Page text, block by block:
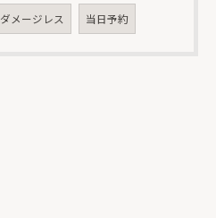
ダメージレス 当日予約